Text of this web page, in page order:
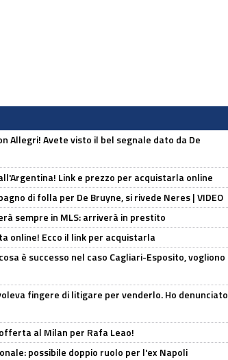
Allegri! Avete visto il bel segnale dato da De
Link e prezzo per acquistarla online
di folla per De Bruyne, si rivede Neres | VIDEO
sempre in MLS: arriverà in prestito
online! Ecco il link per acquistarla
è successo nel caso Cagliari-Esposito, vogliono
fingere di litigare per venderlo. Ho denunciato
al Milan per Rafa Leao!
possibile doppio ruolo per l'ex Napoli